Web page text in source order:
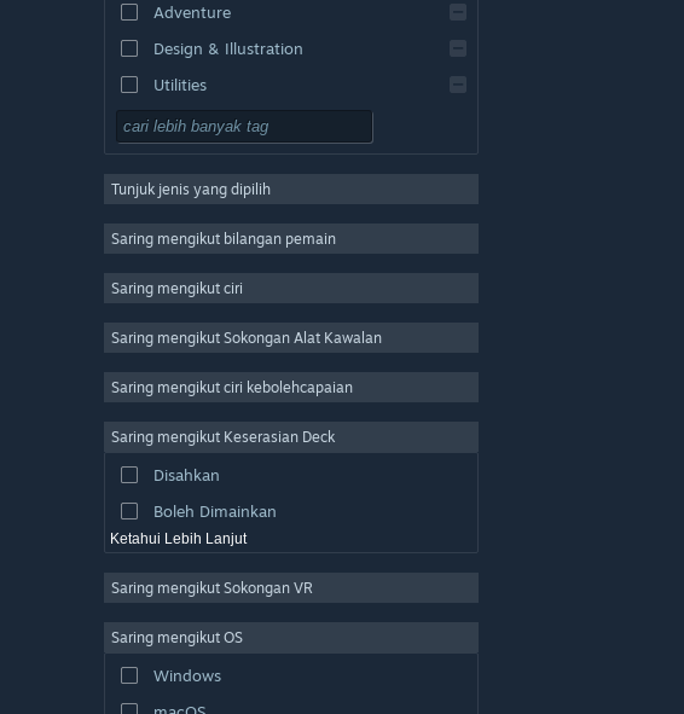
Adventure
Design & Illustration
Utilities
Free to Play
Massively Multiplayer
Casual
Simulation
Video Production
Photo Editing
Tunjuk jenis yang dipilih
Saring mengikut bilangan pemain
Saring mengikut ciri
Saring mengikut Sokongan Alat Kawalan
Saring mengikut ciri kebolehcapaian
Saring mengikut Keserasian Deck
Disahkan
Boleh Dimainkan
Ketahui Lebih Lanjut
Saring mengikut Sokongan VR
Saring mengikut OS
Windows